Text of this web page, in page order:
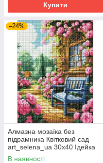
Купити
–24%
Алмазна мозаїка без
підрамника Квітковий сад
art_selena_ua 30х40 Ідейка
(AMC7900)
В наявності